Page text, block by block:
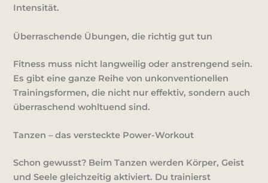
Intensität.
Überraschende Übungen, die richtig gut tun
Fitness muss nicht langweilig oder anstrengend sein.
Es gibt eine ganze Reihe von unkonventionellen
Trainingsformen, die nicht nur effektiv, sondern auch
überraschend wohltuend sind.
Tanzen – das versteckte Power-Workout
Schon gewusst? Beim Tanzen werden Körper, Geist
und Seele gleichzeitig aktiviert. Du trainierst